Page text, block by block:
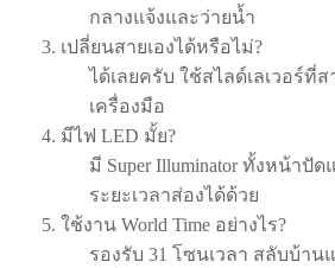
กลางแจ้งและว่ายน้ำ
3. เปลี่ยนสายเองได้หรือไม่?
ได้เลยครับ ใช้สไลด์เลเวอร์ที่
เครื่องมือ
4. มีไฟ LED มั้ย?
มี Super Illuminator ทั้งหน้าปั
ระยะเวลาส่องได้ด้วย
5. ใช้งาน World Time อย่างไร?
รองรับ 31 โซนเวลา สลับบ้าน